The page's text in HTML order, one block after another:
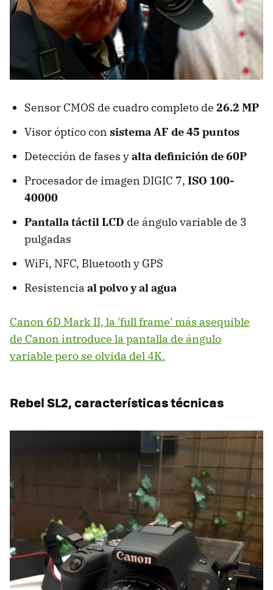
Sensor CMOS de cuadro completo de 26.2 MP
Visor óptico con sistema AF de 45 puntos
Detección de fases yalta definición de 60P
Procesador de imagen DIGIC 7, ISO 100-
40000
Pantalla táctil LCD de ángulo variable de 3
pulgadas
WiFi, NFC, Bluetooth y GPS
Resistencia al polvo y al agua
Canon 6D Mark II, la 'full frame' más asequible
de Canon introduce la pantalla de ángulo
variable pero se olvida del 4K.
Rebel SL2, características técnicas